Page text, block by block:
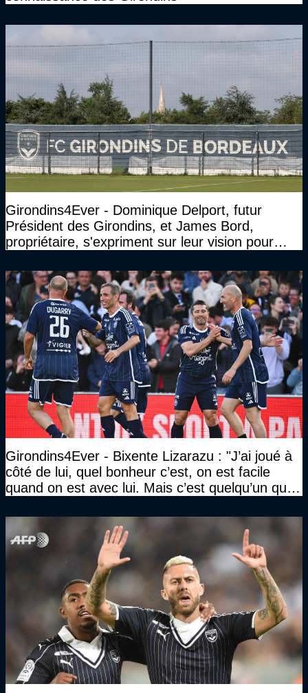
Girondins4Ever - Dominique Delport, futur
Président des Girondins, et James Bord,
propriétaire, s'expriment sur leur vision pour
Girondins4Ever - Bixente Lizarazu : "J’ai joué à
côté de lui, quel bonheur c’est, on est facile
quand on est avec lui. Mais c’est quelqu’un qui